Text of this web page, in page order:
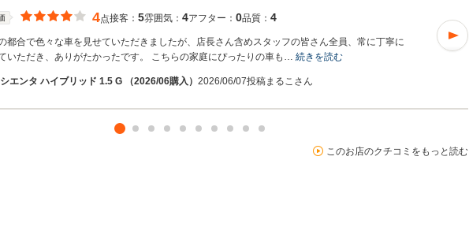
4点接客： 5雰囲気： 4アフター： 0品質： 4
都合で色々な車を見せていただきましたが、店長さん含めスタッフの皆さん全員、常に丁寧に
いただき、ありがたかったです。 こちらの家庭にぴったりの車も… 続きを読む
シエンタ ハイブリッド 1.5 G （2026/06購入） 2026/06/07投稿まるこさん
このお店のクチコミをもっと読む